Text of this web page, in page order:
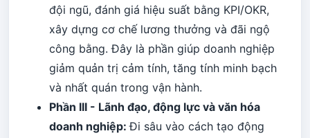
đội ngũ, đánh giá hiệu suất bằng KPI/OKR,
xây dựng cơ chế lương thưởng và đãi ngộ
công bằng. Đây là phần giúp doanh nghiệp
giảm quản trị cảm tính, tăng tính minh bạch
và nhất quán trong vận hành.
Phần III - Lãnh đạo, động lực và văn hóa
doanh nghiệp:Đi sâu vào cách tạo động